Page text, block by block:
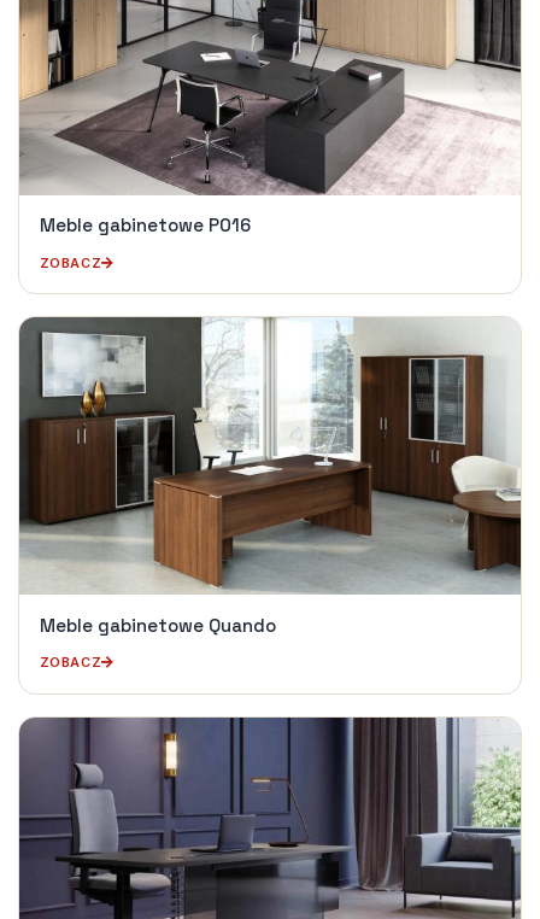
Meble gabinetowe P016
ZOBACZ
Meble gabinetowe Quando
ZOBACZ